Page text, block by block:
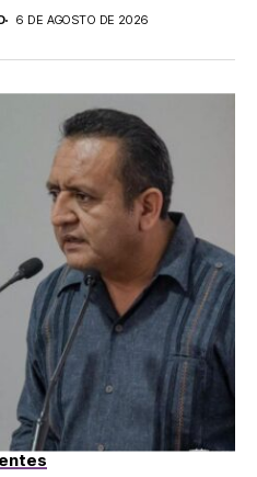
6 DE AGOSTO DE 2026